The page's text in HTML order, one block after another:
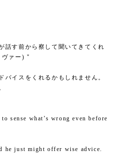
話す前から察して聞いてきてくれ
ヴァー) "
バイスをくれるかもしれません。
sense what’s wrong even before
he just might offer wise advice.